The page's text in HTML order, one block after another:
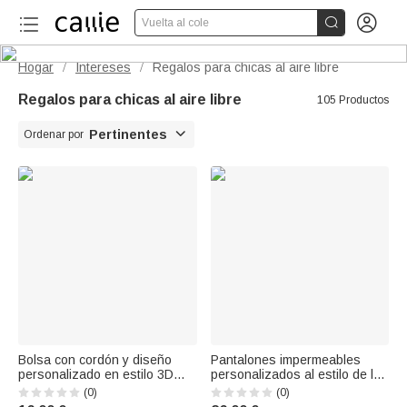
Vuelta al cole  
Hogar / Intereses / Regalos para chicas al aire libre
Regalos para chicas al aire libre 105 Productos
Ordenar por Pertinentes 
Bolsa con cordón y diseño
personalizado en estilo 3D
con foto y nombre: regalo para
fiestas en la playa, vacaciones
(0)
Pantalones impermeables
personalizados al estilo de los
dibujos animados de Pixar,
con forro, para charcos y
(0)